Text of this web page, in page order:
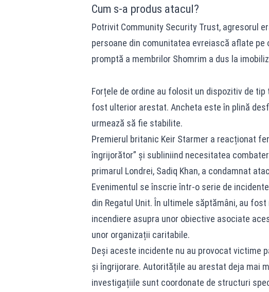
Cum s-a produs atacul?
Potrivit Community Security Trust, agresorul
persoane din comunitatea evreiască aflate
promptă a membrilor Shomrim a dus la
Forțele de ordine au folosit un dispozitiv de tip
fost ulterior arestat. Ancheta este în plină
urmează să fie stabilite.
Premierul britanic Keir Starmer a reacționat
îngrijorător” și subliniind necesitatea
primarul Londrei, Sadiq Khan, a condamnat
Evenimentul se înscrie într-o serie de
din Regatul Unit. În ultimele săptămâni, au
incendiere asupra unor obiective asociate
unor organizații caritabile.
Deși aceste incidente nu au provocat victime
și îngrijorare. Autoritățile au arestat deja mai
investigațiile sunt coordonate de structuri